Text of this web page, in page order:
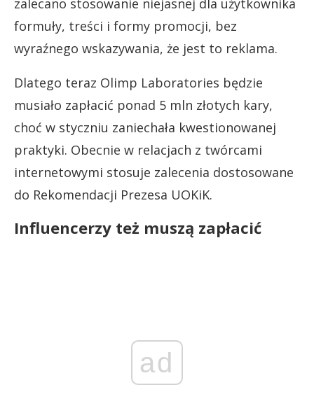
formuły, treści i formy promocji, bez
wyraźnego wskazywania, że jest to reklama.
Dlatego teraz Olimp Laboratories będzie
musiało zapłacić ponad 5 mln złotych kary,
choć w styczniu zaniechała kwestionowanej
praktyki. Obecnie w relacjach z twórcami
internetowymi stosuje zalecenia dostosowane
do Rekomendacji Prezesa UOKiK.
Influencerzy też muszą zapłacić
ad